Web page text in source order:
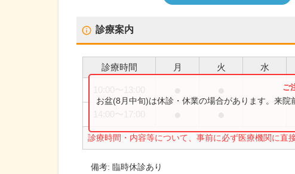
診療案内
診療時間 月 火 水
診療時間・内容等について、事前に必ず医療機関に直
お盆(8月中旬)は休診・休業の場合があります。来院
備考:臨時休診あり